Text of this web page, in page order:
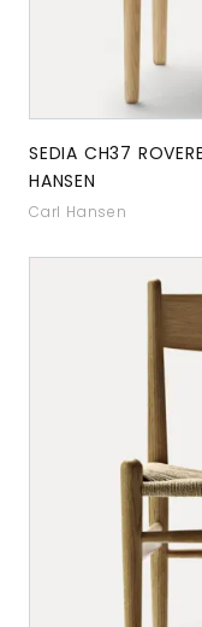
SEDIA CH37
HANSEN
Carl Hansen